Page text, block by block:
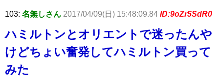
103: 名無しさん 2017/04/09(日) 15:48:09.84 ID:9oZr5SdR0
ハミルトンとオリエントで迷ったんや
けどちょい奮発してハミルトン買って
みた